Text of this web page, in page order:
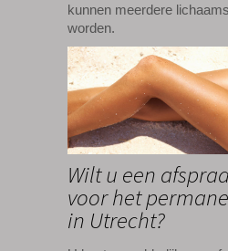
kunnen meerdere
worden.
Wilt u een
voor het
in Utrecht?